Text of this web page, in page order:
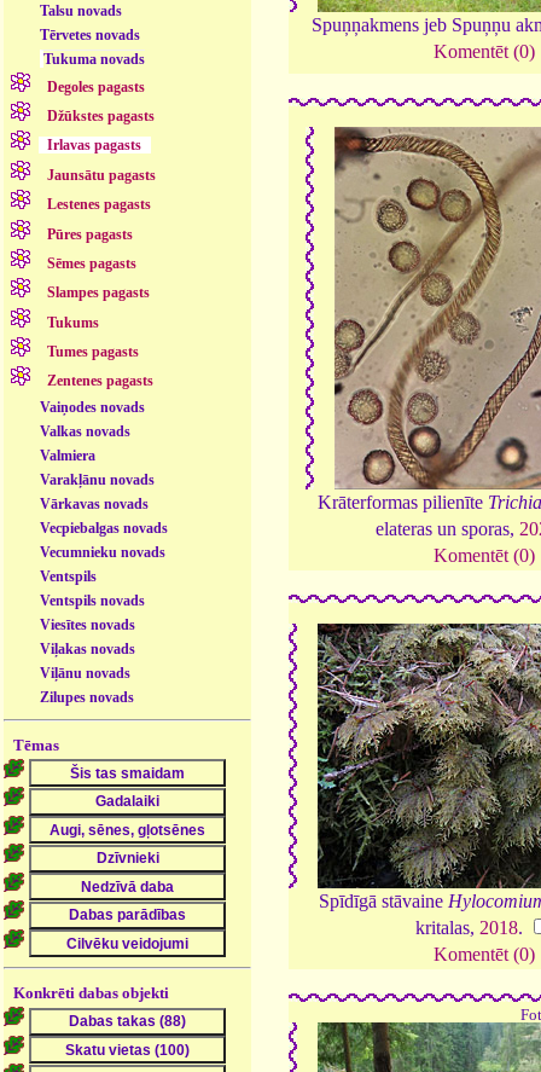
Talsu novads
Tērvetes novads
Tukuma novads
Degoles pagasts
Džūkstes pagasts
Irlavas pagasts
Jaunsātu pagasts
Lestenes pagasts
Pūres pagasts
Sēmes pagasts
Slampes pagasts
Tukums
Tumes pagasts
Zentenes pagasts
Vaiņodes novads
Valkas novads
Valmiera
Varakļānu novads
Vārkavas novads
Vecpiebalgas novads
Vecumnieku novads
Ventspils
Ventspils novads
Viesītes novads
Viļakas novads
Viļānu novads
Zilupes novads
Tēmas
Konkrēti dabas objekti
Spuņņakmens jeb Spuņņu
Komentēt (0)
Krāterformas pilienīte
elateras un sporas,
Komentēt (0)
Spīdīgā stāvaine
kritalas, 2018.
Komentēt (0)